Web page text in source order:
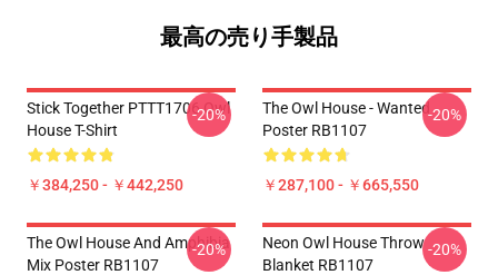
最高の売り手製品
Stick Together PTTT1706 Owl
House T-Shirt
￥384,250 - ￥442,250
-20%
The Owl House - Wanted
Poster RB1107
￥287,100 - ￥665,550
-20%
The Owl House And Amphibia
Mix Poster RB1107
-20%
Neon Owl House Throw
Blanket RB1107
-20%